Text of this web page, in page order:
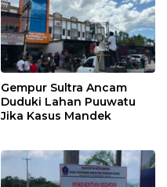
Gempur Sultra Ancam
Duduki Lahan Puuwatu
Jika Kasus Mandek